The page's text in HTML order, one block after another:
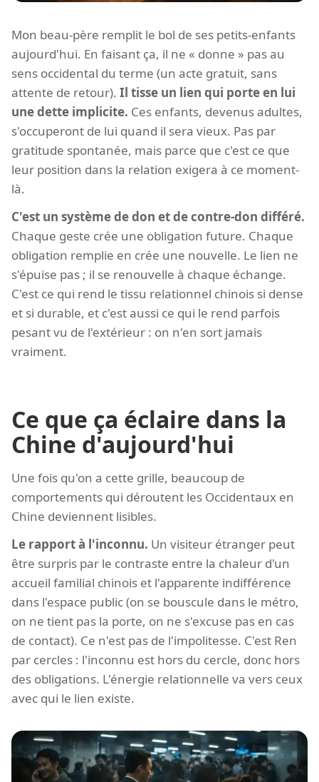
Mon beau-père remplit le bol de ses petits-enfants
aujourd'hui. En faisant ça, il ne « donne » pas au
sens occidental du terme (un acte gratuit, sans
attente de retour). Il tisse un lien qui porte en lui
une dette implicite. Ces enfants, devenus adultes,
s'occuperont de lui quand il sera vieux. Pas par
gratitude spontanée, mais parce que c'est ce que
leur position dans la relation exigera à ce moment-
là.
C'est un système de don et de contre-don différé.
Chaque geste crée une obligation future. Chaque
obligation remplie en crée une nouvelle. Le lien ne
s'épuise pas ; il se renouvelle à chaque échange.
C'est ce qui rend le tissu relationnel chinois si dense
et si durable, et c'est aussi ce qui le rend parfois
pesant vu de l'extérieur : on n'en sort jamais
vraiment.
Ce que ça éclaire dans la
Chine d'aujourd'hui
Une fois qu'on a cette grille, beaucoup de
comportements qui déroutent les Occidentaux en
Chine deviennent lisibles.
Le rapport à l'inconnu. Un visiteur étranger peut
être surpris par le contraste entre la chaleur d'un
accueil familial chinois et l'apparente indifférence
dans l'espace public (on se bouscule dans le métro,
on ne tient pas la porte, on ne s'excuse pas en cas
de contact). Ce n'est pas de l'impolitesse. C'est Ren
par cercles : l'inconnu est hors du cercle, donc hors
des obligations. L'énergie relationnelle va vers ceux
avec qui le lien existe.